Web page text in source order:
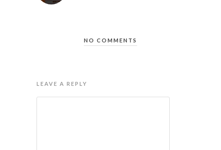
NO COMMENTS
LEAVE A REPLY